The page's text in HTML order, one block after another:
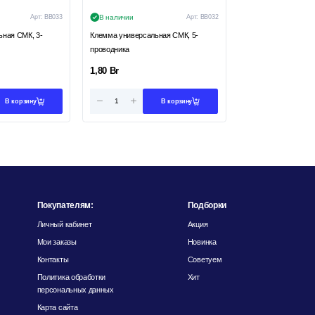
Арт: ВВ033
СМК, 3-
В корзину
В наличии Арт: ВВ032
Клемма универсальная СМК, 5-
проводника
1,80 Br
В корзину
Покупателям:
Личный кабинет
Мои заказы
Контакты
Политика обработки
персональных данных
Карта сайта
Подборки
Акция
Новинка
Советуем
Хит